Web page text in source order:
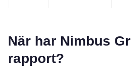
När har Nimbus
rapport?